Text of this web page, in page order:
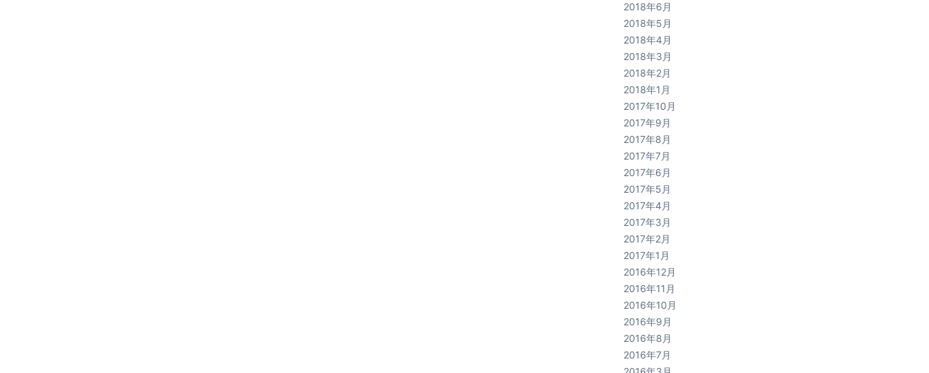
2018年6月
2018年5月
2018年4月
2018年3月
2018年2月
2018年1月
2017年10月
2017年9月
2017年8月
2017年7月
2017年6月
2017年5月
2017年4月
2017年3月
2017年2月
2017年1月
2016年12月
2016年11月
2016年10月
2016年9月
2016年8月
2016年7月